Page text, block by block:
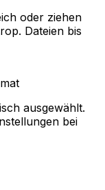
oder ziehen
Dateien bis
ausgewählt.
bei